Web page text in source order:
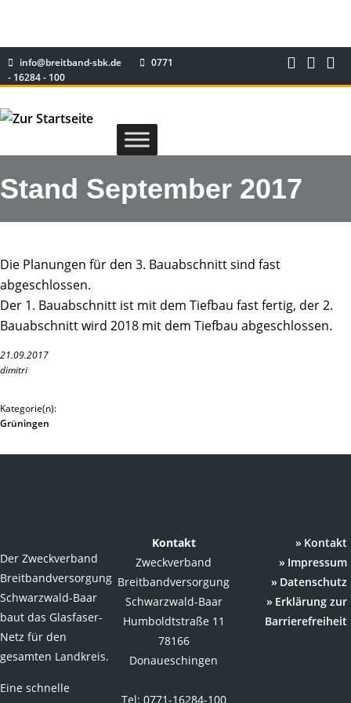
info@breitband-sbk.de
0771
- 16284 - 100
Stand September 2017
Die Planungen für den 3. Bauabschnitt sind fast
abgeschlossen.
Der 1. Bauabschnitt ist mit dem Tiefbau fast fertig, der 2.
Bauabschnitt wird 2018 mit dem Tiefbau abgeschlossen.
21.09.2017
dimitri
Kategorie(n):
Grüningen
Der Zweckverband
Breitbandversorgung
Schwarzwald-Baar
baut das Glasfaser-
Netz für den
gesamten Landkreis.
Eine schnelle
Kontakt
Zweckverband
Breitbandversorgung
Schwarzwald-Baar
Humboldtstraße 11
78166
Donaueschingen
Tel: 0771-16284-100
Kontakt
Impressum
Datenschutz
Erklärung zur
Barrierefreiheit